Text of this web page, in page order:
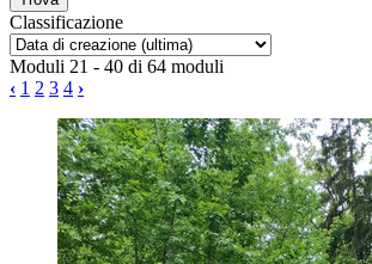
Classificazione
Moduli 21 - 40 di 64 moduli
‹ 1 2 3 4 ›